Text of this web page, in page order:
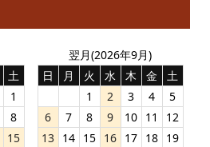
土
1
8
15
翌月(2026年9月)
日
月 火 水 木 金
土
1
2 3 4
5
6
7 8 9 10 11
12
13 14 15 16 17 18 19